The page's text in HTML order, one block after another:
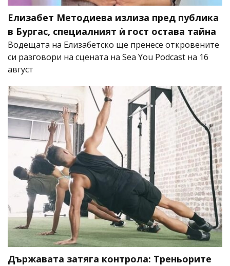
Елизабет Методиева излиза пред публика
в Бургас, специалният ѝ гост остава тайна
Водещата на Елизабетско ще пренесе откровените
си разговори на сцената на Sea You Podcast на 16
август
Държавата затяга контрола: Треньорите